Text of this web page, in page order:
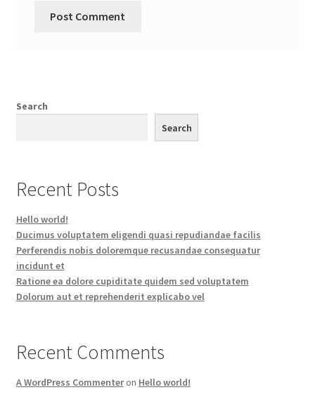
Search
Search
Recent Posts
Hello world!
Ducimus voluptatem eligendi quasi repudiandae facilis
Perferendis nobis doloremque recusandae consequatur
incidunt et
Ratione ea dolore cupiditate quidem sed voluptatem
Dolorum aut et reprehenderit explicabo vel
Recent Comments
A WordPress Commenteron Hello world!